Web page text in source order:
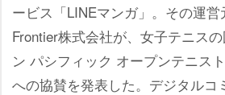
ービス「LINEマンガ」。その運
Frontier株式会社が、女子テニス
ン パシフィック オープンテニス
への協賛を発表した。デジタルコ